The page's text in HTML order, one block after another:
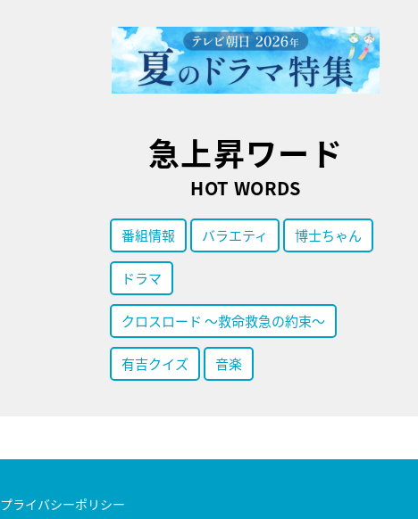
急上昇ワード
HOT WORDS
番組情報 バラエティ 博士ちゃん
ドラマ
クロスロード ～救命救急の約束～
有吉クイズ 音楽
プライバシーポリシー